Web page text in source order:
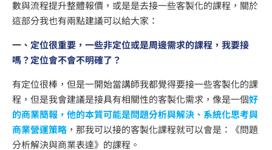
數與流程提升整體報價，或是是去接一些客製化的課程，關於
這部分我也有兩點建議可以給大家：
一、 定位很重要，一些非定位或是周邊需求的課程，我要接
嗎？定位會不會不明確了？
有定位很棒，但是一開始當講師我都覺得要接一些客製化的課
程，但是我會建議是接具有相關性的客製化需求，像是一個好
的商業簡報，他的本質可能是問題分析與解決、系統化思考與
商業營運策略 ，那我可以接的客製化課程就可以會是：《問題
分析解決與商業表達》的課程。